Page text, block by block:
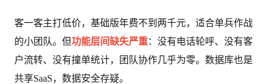
客一客主打低价，基础版年费不到两千元，适合单兵作战
的小团队。但功能层间缺失严重：没有电话轮呼、没有客
户流转、没有撞单统计，团队协作几乎为零。数据库也是
共享SaaS，数据安全存疑。